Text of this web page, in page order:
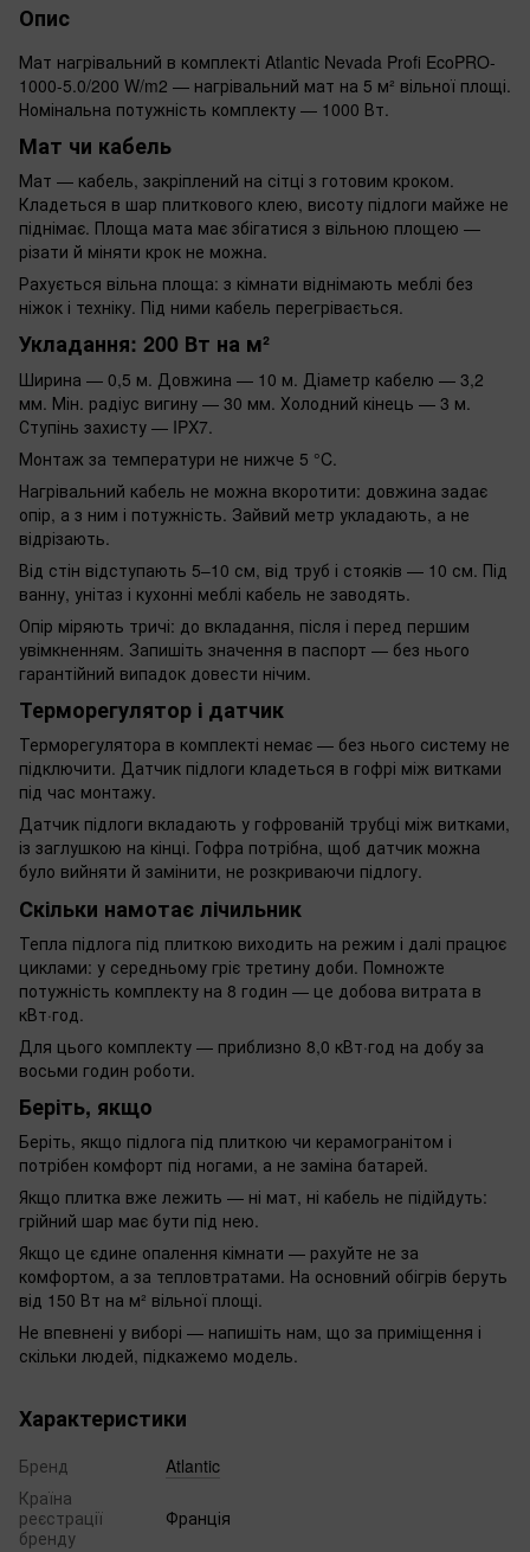
Опис
Мат нагрівальний в комплекті Atlantic Nevada Profi EcoPRO-
1000-5.0/200 W/m2 — нагрівальний мат на 5 м² вільної площі.
Номінальна потужність комплекту — 1000 Вт.
Мат чи кабель
Мат — кабель, закріплений на сітці з готовим кроком.
Кладеться в шар плиткового клею, висоту підлоги майже не
піднімає. Площа мата має збігатися з вільною площею —
різати й міняти крок не можна.
Рахується вільна площа: з кімнати віднімають меблі без
ніжок і техніку. Під ними кабель перегрівається.
Укладання: 200 Вт на м²
Ширина — 0,5 м. Довжина — 10 м. Діаметр кабелю — 3,2
мм. Мін. радіус вигину — 30 мм. Холодний кінець — 3 м.
Ступінь захисту — IPX7.
Монтаж за температури не нижче 5 °C.
Нагрівальний кабель не можна вкоротити: довжина задає
опір, а з ним і потужність. Зайвий метр укладають, а не
відрізають.
Від стін відступають 5–10 см, від труб і стояків — 10 см. Під
ванну, унітаз і кухонні меблі кабель не заводять.
Опір міряють тричі: до вкладання, після і перед першим
увімкненням. Запишіть значення в паспорт — без нього
гарантійний випадок довести нічим.
Терморегулятор і датчик
Терморегулятора в комплекті немає — без нього систему не
підключити. Датчик підлоги кладеться в гофрі між витками
під час монтажу.
Датчик підлоги вкладають у гофрованій трубці між витками,
із заглушкою на кінці. Гофра потрібна, щоб датчик можна
було вийняти й замінити, не розкриваючи підлогу.
Скільки намотає лічильник
Тепла підлога під плиткою виходить на режим і далі працює
циклами: у середньому гріє третину доби. Помножте
потужність комплекту на 8 годин — це добова витрата в
кВт·год.
Для цього комплекту — приблизно 8,0 кВт·год на добу за
восьми годин роботи.
Беріть, якщо
Беріть, якщо підлога під плиткою чи керамогранітом і
потрібен комфорт під ногами, а не заміна батарей.
Якщо плитка вже лежить — ні мат, ні кабель не підійдуть:
грійний шар має бути під нею.
Якщо це єдине опалення кімнати — рахуйте не за
комфортом, а за тепловтратами. На основний обігрів беруть
від 150 Вт на м² вільної площі.
Не впевнені у виборі — напишіть нам, що за приміщення і
скільки людей, підкажемо модель.
Характеристики
Бренд
Atlantic
Країна
реєстрації
бренду
Франція